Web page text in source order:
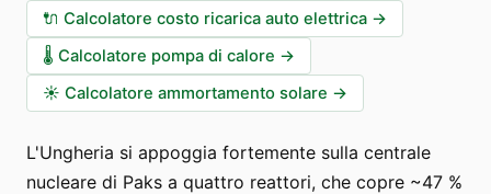
🔌 Calcolatore costo ricarica auto elettrica →
🌡️ Calcolatore pompa di calore →
☀️ Calcolatore ammortamento solare →
L'Ungheria si appoggia fortemente sulla centrale
nucleare di Paks a quattro reattori, che copre ~47 %